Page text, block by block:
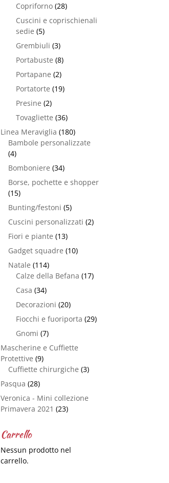
Copriforno (28)
Cuscini e coprischienali
sedie (5)
Grembiuli (3)
Portabuste (8)
Portapane (2)
Portatorte (19)
Presine (2)
Tovagliette (36)
Linea Meraviglia (180)
Bambole personalizzate
(4)
Bomboniere (34)
Borse, pochette e shopper
(15)
Bunting/festoni (5)
Cuscini personalizzati (2)
Fiori e piante (13)
Gadget squadre (10)
Natale (114)
Calze della Befana (17)
Casa (34)
Decorazioni (20)
Fiocchi e fuoriporta (29)
Gnomi (7)
Mascherine e Cuffiette
Protettive (9)
Cuffiette chirurgiche (3)
Pasqua (28)
Veronica - Mini collezione
Primavera 2021 (23)
Carrello
Nessun prodotto nel
carrello.